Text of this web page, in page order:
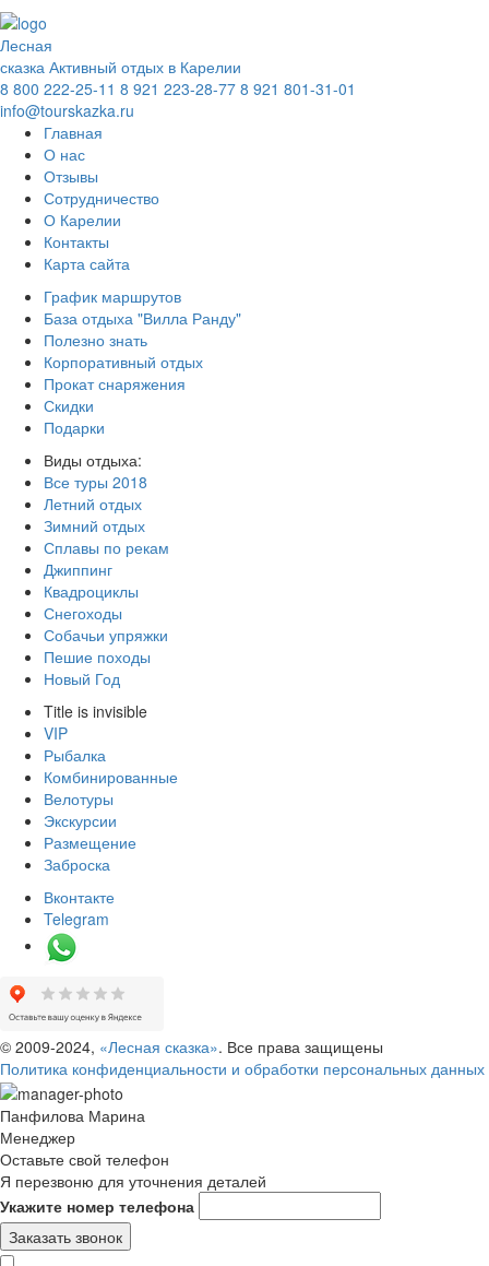
Лесная
сказка Активный отдых в Карелии
8 800 222-25-11 8 921 223-28-77 8 921 801-31-01
info@tourskazka.ru
Главная
О нас
Отзывы
Сотрудничество
О Карелии
Контакты
Карта сайта
График маршрутов
База отдыха "Вилла Ранду"
Полезно знать
Корпоративный отдых
Прокат снаряжения
Скидки
Подарки
Виды отдыха:
Все туры 2018
Летний отдых
Зимний отдых
Сплавы по рекам
Джиппинг
Квадроциклы
Снегоходы
Собачьи упряжки
Пешие походы
Новый Год
Title is invisible
VIP
Рыбалка
Комбинированные
Велотуры
Экскурсии
Размещение
Заброска
Вконтакте
Telegram
© 2009-2024, «Лесная сказка». Все права защищены
Политика конфиденциальности и обработки персональных данных
Панфилова Марина
Менеджер
Оставьте свой телефон
Я перезвоню для уточнения деталей
Укажите номер телефона
Заказать звонок